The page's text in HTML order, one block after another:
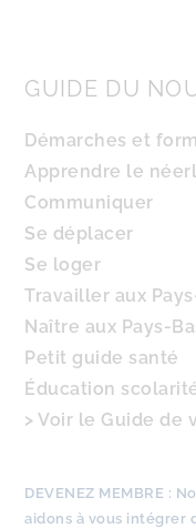
GUIDE DU
Démarches et
Apprendre le
Communiquer
Se déplacer
Se loger
Travailler aux
Naître aux Pays-
Petit guide santé
Éducation
> Voir le Guide de
DEVENEZ MEMBRE :
aidons à vous intégrer